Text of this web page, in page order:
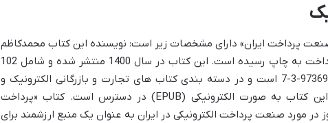
پرداخت ایران» دارای مشخصات زیر است: نویسنده این کتاب محمدکاظم
کاظمی راد است و توسط انتشارات راه پرداخت به چاپ رسیده است. این کتاب در سال 1400 منتشر شده و شامل 102
صفحه است. شابک این کتاب 978-622-97369-3-7 است و در دسته بندی کتاب های تجارت و بازرگانی الکترونیک و
کتاب های مالی و بیمه قرار می گیرد. این کتاب به صورت الکترونیکی (EPUB) در دسترس است. کتاب «پرداخت
در مورد صنعت پرداخت الکترونیکی در ایران به عنوان یک منبع ارزشمند برای